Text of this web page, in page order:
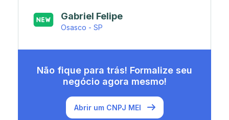
Japa’s açaí e sorveteria
Rio de Janeiro - RJ
Não fique para trás! Formalize seu
negócio agora mesmo!
Abrir um CNPJ MEI